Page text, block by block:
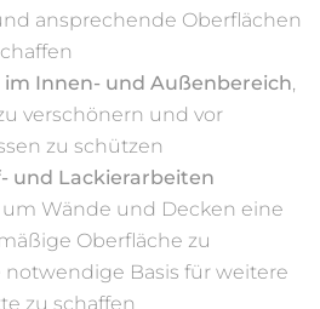
ansprechende Oberflächen
Innen- und Außenbereich,
verschönern und vor
zu schützen
und Lackierarbeiten
um Wände und Decken eine
Oberfläche zu
Basis für weitere
zu schaffen